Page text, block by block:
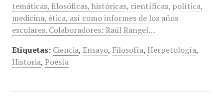
temáticas, filosóficas, históricas, científicas, política,
medicina, ética, así como informes de los años
escolares. Colaboradores: Raúl Rangel…
Etiquetas: Ciencia, Ensayo, Filosofía, Herpetología,
Historia, Poesía